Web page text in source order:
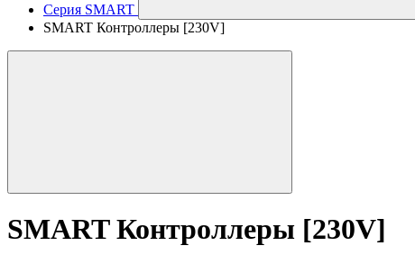
Серия SMART
SMART Контроллеры [230V]
SMART Контроллеры [230V]